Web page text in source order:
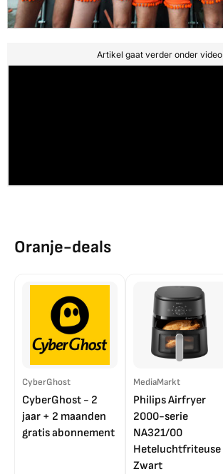
Artikel gaat verder onder video
Oranje-deals
CyberGhost
CyberGhost - 2
jaar + 2 maanden
gratis abonnement
MediaMarkt
Philips Airfryer
2000-serie
NA321/00
Heteluchtfriteuse
Zwart